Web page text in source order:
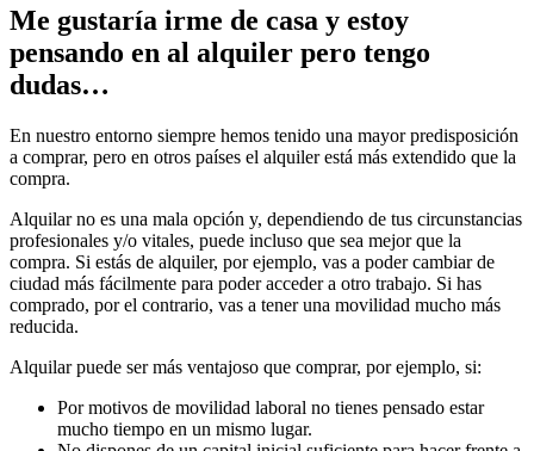
Me gustaría irme de casa y estoy
pensando en al alquiler pero tengo
dudas…
En nuestro entorno siempre hemos tenido una mayor predisposición
a comprar, pero en otros países el alquiler está más extendido que la
compra.
Alquilar no es una mala opción y, dependiendo de tus circunstancias
profesionales y/o vitales, puede incluso que sea mejor que la
compra. Si estás de alquiler, por ejemplo, vas a poder cambiar de
ciudad más fácilmente para poder acceder a otro trabajo. Si has
comprado, por el contrario, vas a tener una movilidad mucho más
reducida.
Alquilar puede ser más ventajoso que comprar, por ejemplo, si:
Por motivos de movilidad laboral no tienes pensado estar
mucho tiempo en un mismo lugar.